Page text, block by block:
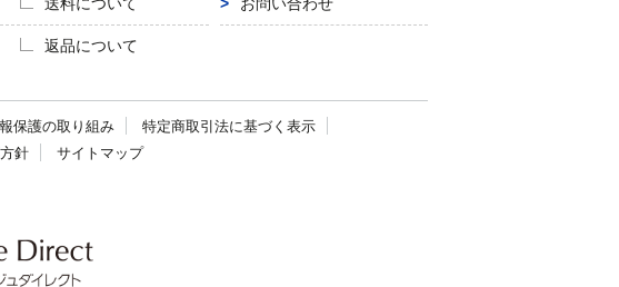
返品について
保護の取り組み 特定商取引法に基づく表示
針 サイトマップ